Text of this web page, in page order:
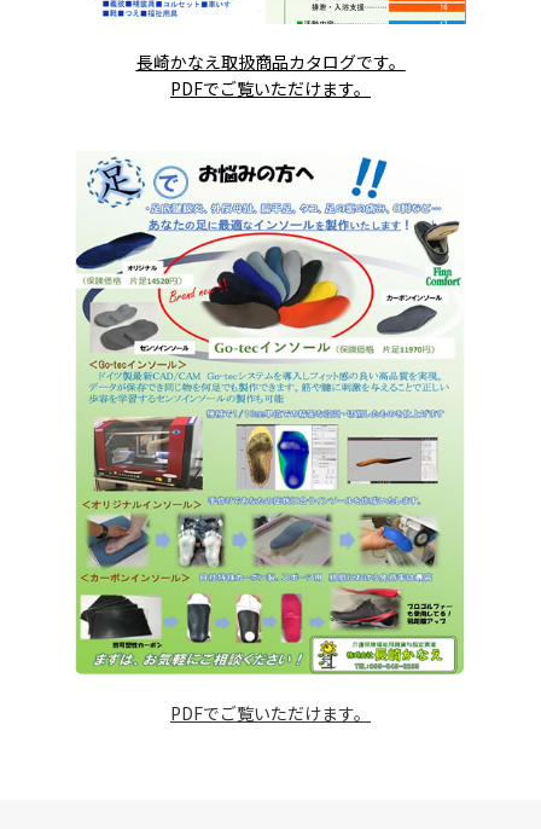
長崎かなえ取扱商品カタログです。
PDFでご覧いただけます。
PDFでご覧いただけます。